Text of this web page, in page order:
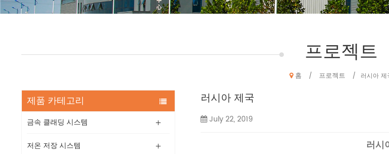
프로젝트
홈 / 프로젝트 / 러시아 제
제품 카테고리
금속 클래딩 시스템
저온 저장 시스템
러시아 제국
July 22, 2019
러시